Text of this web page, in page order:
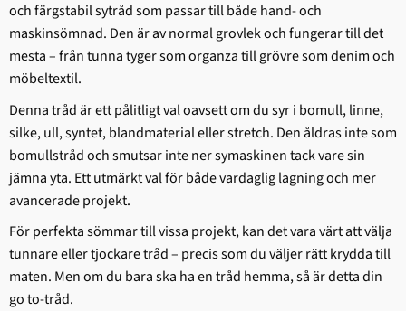
och färgstabil sytråd som passar till både hand- och
maskinsömnad. Den är av normal grovlek och fungerar till det
mesta – från tunna tyger som organza till grövre som denim och
möbeltextil.
Denna tråd är ett pålitligt val oavsett om du syr i bomull, linne,
silke, ull, syntet, blandmaterial eller stretch. Den åldras inte som
bomullstråd och smutsar inte ner symaskinen tack vare sin
jämna yta. Ett utmärkt val för både vardaglig lagning och mer
avancerade projekt.
För perfekta sömmar till vissa projekt, kan det vara värt att välja
tunnare eller tjockare tråd – precis som du väljer rätt krydda till
maten. Men om du bara ska ha en tråd hemma, så är detta din
go to-tråd.